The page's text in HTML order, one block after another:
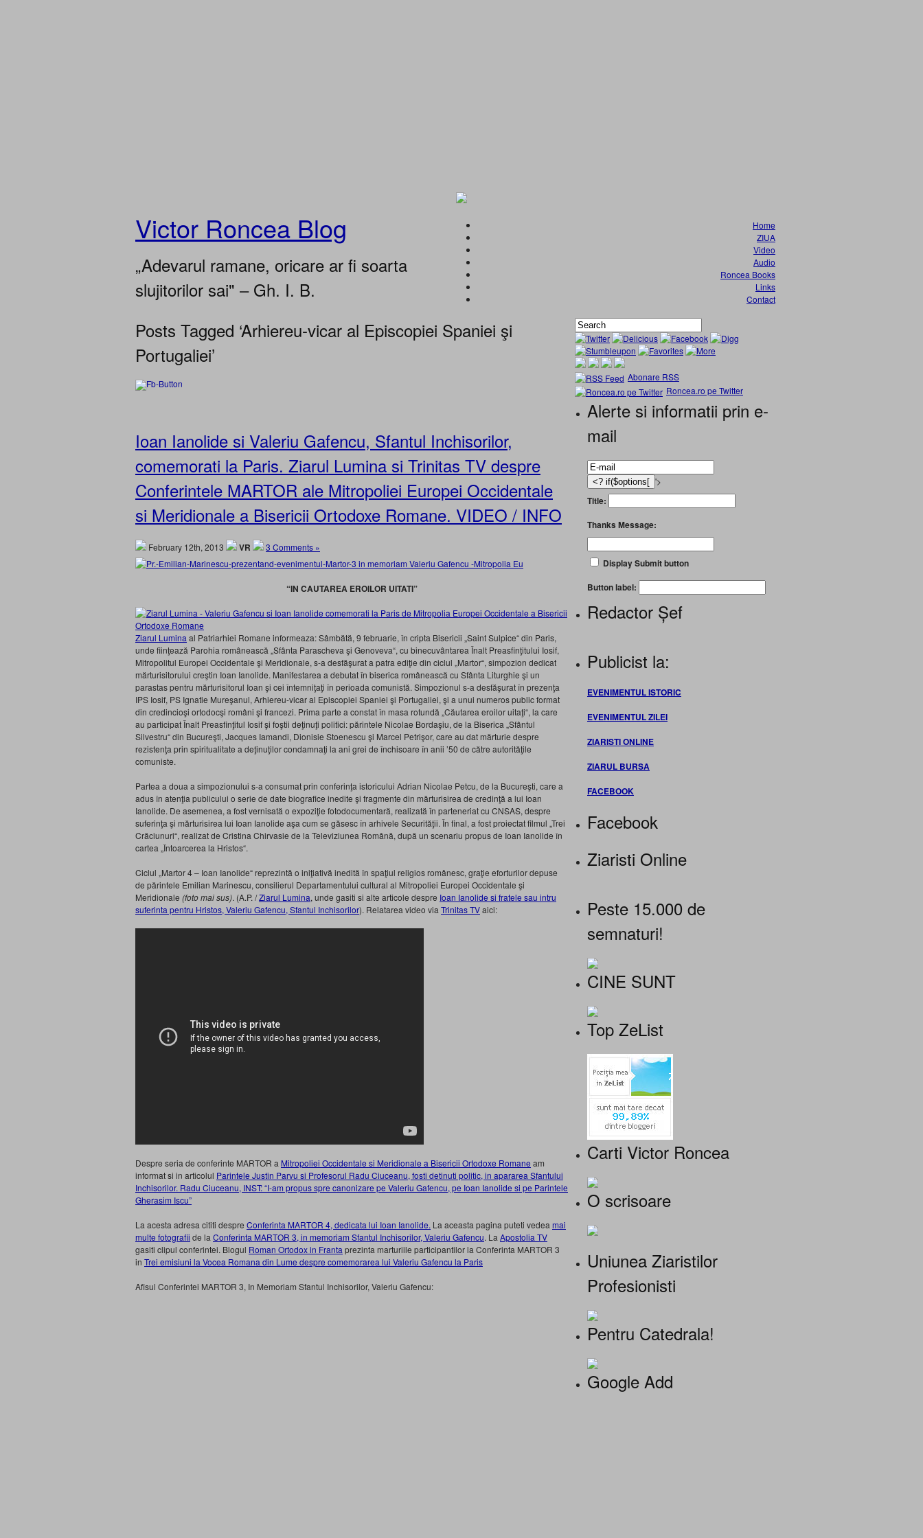
Victor Roncea Blog
„Adevarul ramane, oricare ar fi soarta
slujitorilor sai" – Gh. I. B.
Home
ZIUA
Video
Audio
Roncea Books
Links
Contact
Posts Tagged ‘Arhiereu-vicar al Episcopiei Spaniei şi
Portugaliei’
Ioan Ianolide si Valeriu Gafencu, Sfantul Inchisorilor,
comemorati la Paris. Ziarul Lumina si Trinitas TV despre
Conferintele MARTOR ale Mitropoliei Europei Occidentale
si Meridionale a Bisericii Ortodoxe Romane. VIDEO / INFO
February 12th, 2013 VR 3 Comments »
“IN CAUTAREA EROILOR UITATI”
Ziarul Lumina al Patriarhiei Romane informeaza: Sâmbătă, 9 februarie, în cripta Bisericii „Saint Sulpice“ din Paris,
unde fiinţează Parohia românească „Sfânta Parascheva şi Genoveva“, cu binecuvântarea Înalt Preasfinţitului Iosif,
Mitropolitul Europei Occidentale şi Meridionale, s-a desfăşurat a patra ediţie din ciclul „Martor“, simpozion dedicat
mărturisitorului creştin Ioan Ianolide. Manifestarea a debutat în biserica românească cu Sfânta Liturghie şi un
parastas pentru mărturisitorul Ioan şi cei întemniţaţi în perioada comunistă. Simpozionul s-a desfăşurat în prezenţa
IPS Iosif, PS Ignatie Mureşanul, Arhiereu-vicar al Episcopiei Spaniei şi Portugaliei, şi a unui numeros public format
din credincioşi ortodocşi români şi francezi. Prima parte a constat în masa rotundă „Căutarea eroilor uitaţi“, la care
au participat Înalt Preasfinţitul Iosif şi foştii deţinuţi politici: părintele Nicolae Bordaşiu, de la Biserica „Sfântul
Silvestru“ din Bucureşti, Jacques Iamandi, Dionisie Stoenescu şi Marcel Petrişor, care au dat mărturie despre
rezistenţa prin spiritualitate a deţinuţilor condamnaţi la ani grei de închisoare în anii ’50 de către autorităţile
comuniste.
Partea a doua a simpozionului s-a consumat prin conferinţa istoricului Adrian Nicolae Petcu, de la Bucureşti, care a
adus în atenţia publicului o serie de date biografice inedite şi fragmente din mărturisirea de credinţă a lui Ioan
Ianolide. De asemenea, a fost vernisată o expoziţie fotodocumentară, realizată în parteneriat cu CNSAS, despre
suferinţa şi mărturisirea lui Ioan Ianolide aşa cum se găsesc în arhivele Securităţii. În final, a fost proiectat filmul „Trei
Crăciunuri“, realizat de Cristina Chirvasie de la Televiziunea Română, după un scenariu propus de Ioan Ianolide în
cartea „Întoarcerea la Hristos“.
Ciclul „Martor 4 – Ioan Ianolide“ reprezintă o iniţiativă inedită în spaţiul religios românesc, graţie eforturilor depuse
de părintele Emilian Marinescu, consilierul Departamentului cultural al Mitropoliei Europei Occidentale şi
Meridionale (foto mai sus). (A.P. /Ziarul Lumina, unde gasiti si alte articole despre Ioan Ianolide si fratele sau intru
suferinta pentru Hristos, Valeriu Gafencu, Sfantul Inchisorilor). Relatarea video via Trinitas TVaici:
Despre seria de conferinte MARTOR a Mitropoliei Occidentale si Meridionale a Bisericii Ortodoxe Romane am
informat si in articolul Parintele Justin Parvu si Profesorul Radu Ciuceanu, fosti detinuti politic, in apararea Sfantului
Inchisorilor. Radu Ciuceanu, INST: “I-am propus spre canonizare pe Valeriu Gafencu, pe Ioan Ianolide si pe Parintele
Gherasim Iscu”
La acesta adresa cititi despre Conferinta MARTOR 4, dedicata lui Ioan Ianolide. La aceasta pagina puteti vedea mai
multe fotografii de la Conferinta MARTOR 3, in memoriam Sfantul Inchisorilor, Valeriu Gafencu. La Apostolia TV
gasiti clipul conferintei. Blogul Roman Ortodox in Franta prezinta marturiile participantilor la Conferinta MARTOR 3
in Trei emisiuni la Vocea Romana din Lume despre comemorarea lui Valeriu Gafencu la Paris
Afisul Conferintei MARTOR 3, In Memoriam Sfantul Inchisorilor, Valeriu Gafencu:
Abonare RSS
Roncea.ro pe Twitter
Alerte si informatii prin e-
mail
'>
Title:
Thanks Message:
Display Submit button
Button label:
Redactor Șef
Publicist la:
EVENIMENTUL ISTORIC
EVENIMENTUL ZILEI
ZIARISTI ONLINE
ZIARUL BURSA
FACEBOOK
Facebook
Ziaristi Online
Peste 15.000 de
semnaturi!
CINE SUNT
Top ZeList
Carti Victor Roncea
O scrisoare
Uniunea Ziaristilor
Profesionisti
Pentru Catedrala!
Google Add